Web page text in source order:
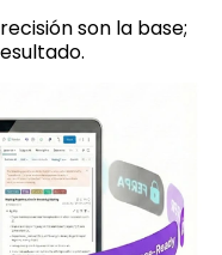
son la base;